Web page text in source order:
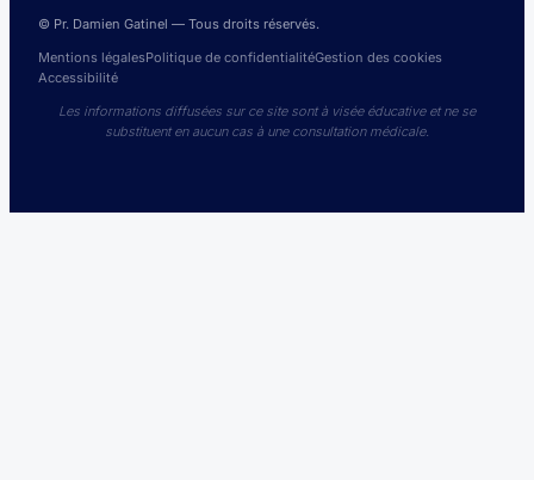
© Pr. Damien Gatinel — Tous droits réservés.
Mentions légalesPolitique de confidentialitéGestion des cookies
Accessibilité
Les informations diffusées sur ce site sont à visée éducative et ne se
substituent en aucun cas à une consultation médicale.